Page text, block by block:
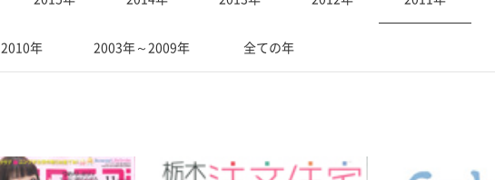
2010年 2003年～2009年 全ての年